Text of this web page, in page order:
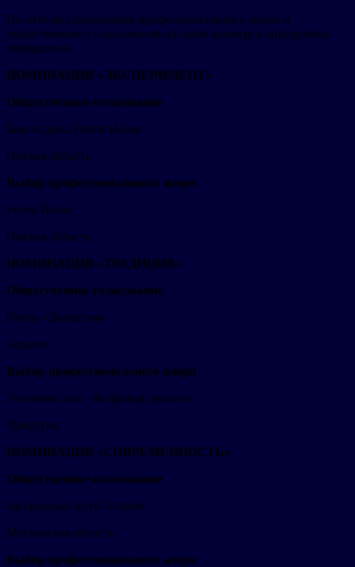
По итогам голосования профессионального жюри и
общественного голосования на сайте конкурса определены
победители:
НОМИНАЦИЯ «ЭКСПЕРИМЕНТ»
Общественное голосование
База отдыха Forest House
Омская область
Выбор профессионального жюри
Forest House
Омская область
НОМИНАЦИЯ «ТРАДИЦИЯ»
Общественное голосование
Отель «Династия»
Адыгея
Выбор профессионального жюри
Этнокомплекс «Бобровая долина»
Удмуртия
НОМИНАЦИЯ «СОВРЕМЕННОСТЬ»
Общественное голосование
Загородный клуб Artiland
Московская область
Выбор профессионального жюри